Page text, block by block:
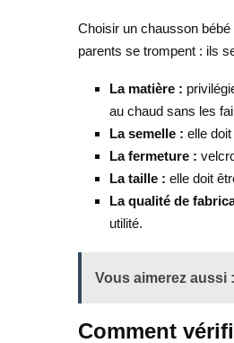
Choisir un chausson
parents se trompent : ils
La matière :
au chaud sans les
La semelle : elle
La fermeture :
La taille : elle doit
La qualité de
utilité.
Vous aimerez aussi :
Comment